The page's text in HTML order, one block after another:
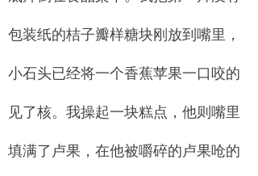
包装纸的桔子瓣样糖块刚放到嘴里，
小石头已经将一个香蕉苹果一口咬的
见了核。我操起一块糕点，他则嘴里
填满了卢果，在他被嚼碎的卢果呛的